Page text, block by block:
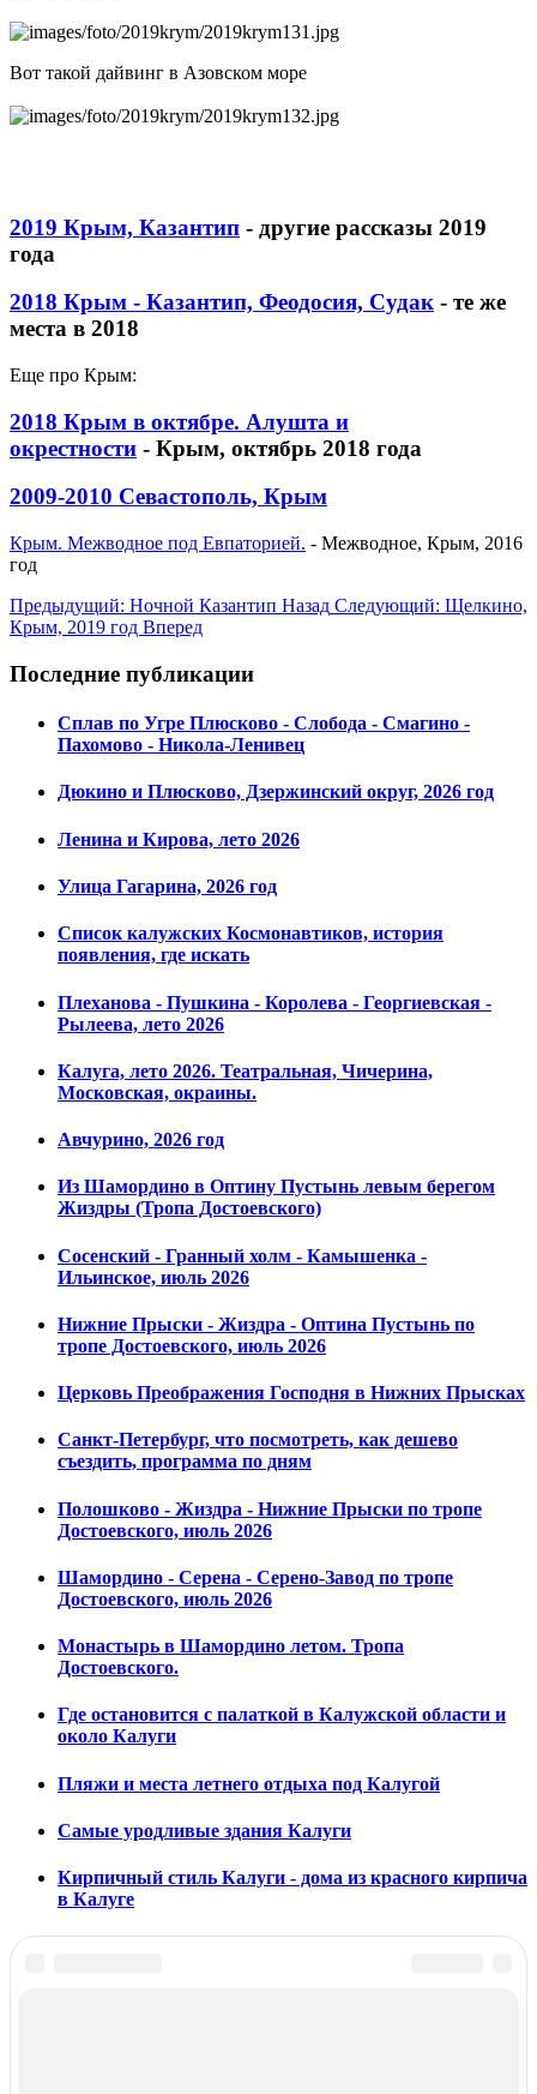
Вот такой дайвинг в Азовском море
2019 Крым, Казантип - другие рассказы 2019
года
2018 Крым - Казантип, Феодосия, Судак - те же
места в 2018
Еще про Крым:
2018 Крым в октябре. Алушта и
окрестности - Крым, октябрь 2018 года
2009-2010 Севастополь, Крым
Крым. Межводное под Евпаторией. - Межводное, Крым, 2016
год
Предыдущий: Ночной Казантип Назад Следующий: Щелкино,
Крым, 2019 год Вперед
Последние публикации
Сплав по Угре Плюсково - Слобода - Смагино -
Пахомово - Никола-Ленивец
Дюкино и Плюсково, Дзержинский округ, 2026 год
Ленина и Кирова, лето 2026
Улица Гагарина, 2026 год
Список калужских Космонавтиков, история
появления, где искать
Плеханова - Пушкина - Королева - Георгиевская -
Рылеева, лето 2026
Калуга, лето 2026. Театральная, Чичерина,
Московская, окраины.
Авчурино, 2026 год
Из Шамордино в Оптину Пустынь левым берегом
Жиздры (Тропа Достоевского)
Сосенский - Гранный холм - Камышенка -
Ильинское, июль 2026
Нижние Прыски - Жиздра - Оптина Пустынь по
тропе Достоевского, июль 2026
Церковь Преображения Господня в Нижних Прысках
Санкт-Петербург, что посмотреть, как дешево
съездить, программа по дням
Полошково - Жиздра - Нижние Прыски по тропе
Достоевского, июль 2026
Шамордино - Серена - Серено-Завод по тропе
Достоевского, июль 2026
Монастырь в Шамордино летом. Тропа
Достоевского.
Где остановится с палаткой в Калужской области и
около Калуги
Пляжи и места летнего отдыха под Калугой
Самые уродливые здания Калуги
Кирпичный стиль Калуги - дома из красного кирпича
в Калуге